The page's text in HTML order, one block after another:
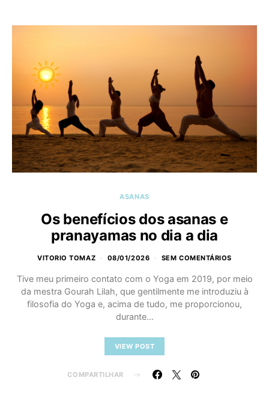
ASANAS
Os benefícios dos asanas e
pranayamas no dia a dia
VITORIO TOMAZ 08/01/2026 SEM COMENTÁRIOS
Tive meu primeiro contato com o Yoga em 2019, por meio
da mestra Gourah Lilah, que gentilmente me introduziu à
filosofia do Yoga e, acima de tudo, me proporcionou,
durante…
VIEW POST
COMPARTILHAR